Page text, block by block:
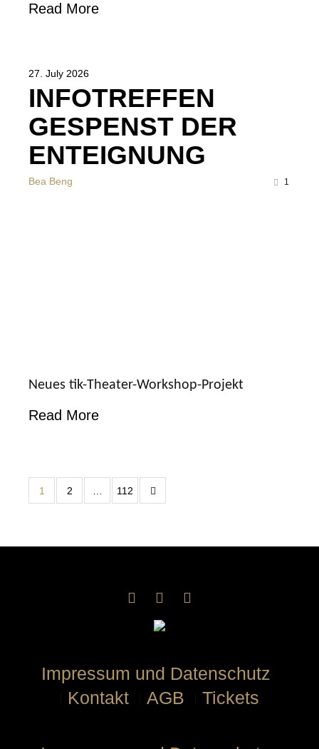
Read More
27. July 2026
INFOTREFFEN
GESPENST DER
ENTEIGNUNG
Bea Beng 1
Neues tik-Theater-Workshop-Projekt
Read More
1 2 … 112
Impressum und Datenschutz
Kontakt
AGB Tickets